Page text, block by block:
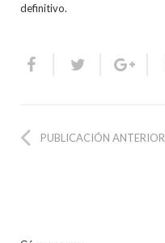
definitivo.
PUBLICACIÓN ANTERIOR